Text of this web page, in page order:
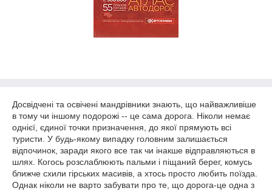
Досвідчені та освічені мандрівники знають, що найважливіше
в тому чи іншому подорожі -- це сама дорога. Ніколи немає
однієї, єдиної точки призначення, до якої прямують всі
туристи. У будь-якому випадку головним залишається
відпочинок, заради якого все так чи інакше відправляються в
шлях. Когось розслаблюють пальми і піщаний берег, комусь
ближче схили гірських масивів, а хтось просто любить поїзда.
Однак ніколи не варто забувати про те, що дорога-це одна з